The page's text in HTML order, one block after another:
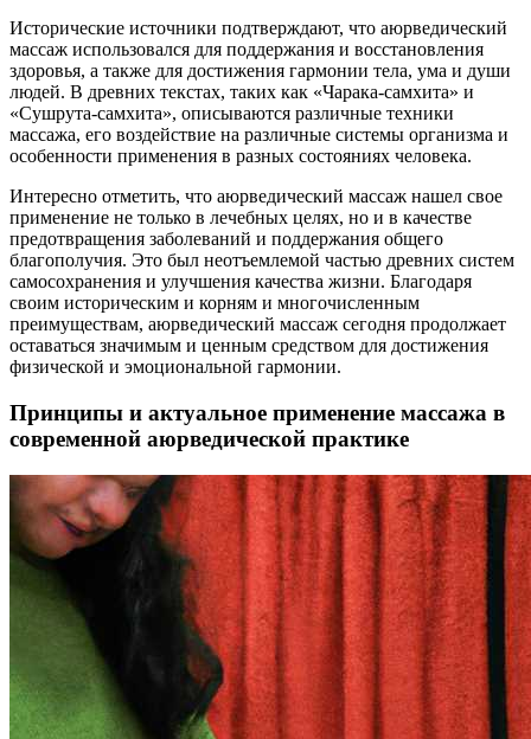
Исторические источники подтверждают, что аюрведический
массаж использовался для поддержания и восстановления
здоровья, а также для достижения гармонии тела, ума и души
людей. В древних текстах, таких как «Чарака-самхита» и
«Сушрута-самхита», описываются различные техники
массажа, его воздействие на различные системы организма и
особенности применения в разных состояниях человека.
Интересно отметить, что аюрведический массаж нашел свое
применение не только в лечебных целях, но и в качестве
предотвращения заболеваний и поддержания общего
благополучия. Это был неотъемлемой частью древних систем
самосохранения и улучшения качества жизни. Благодаря
своим историческим и корням и многочисленным
преимуществам, аюрведический массаж сегодня продолжает
оставаться значимым и ценным средством для достижения
физической и эмоциональной гармонии.
Принципы и актуальное применение массажа в
современной аюрведической практике